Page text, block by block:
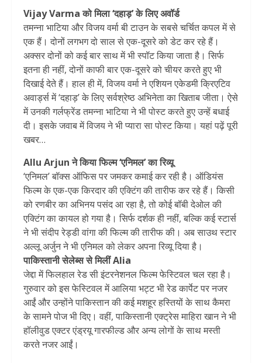
Vijay Varma को मिला ‘दहाड़’ के लिए अवॉर्ड
तमन्ना भाटिया और विजय वर्मा बी टाउन के सबसे चर्चित कपल में से
एक हैं। दोनों लगभग दो साल से एक-दूसरे को डेट कर रहे हैं।
अक्सर दोनों को कई बार साथ में भी स्पॉट किया जाता है। सिर्फ
इतना ही नहीं, दोनों काफी बार एक-दूसरे को चीयर करते हुए भी
दिखाई देते हैं। हाल ही में, विजय वर्मा ने एशियन एकेडमी क्रिएटिव
अवार्ड्स में ‘दहाड़’ के लिए सर्वश्रेष्ठ अभिनेता का खिताब जीता। ऐसे
में उनकी गर्लफ्रेंड तमन्ना भाटिया ने भी पोस्ट करते हुए उन्हें बधाई
दी। इसके जवाब में विजय ने भी प्यारा सा पोस्ट किया। यहां पढ़ें पूरी
खबर…
Allu Arjun ने किया फिल्म ‘एनिमल’ का रिव्यू
‘एनिमल’ बॉक्स ऑफिस पर जमकर कमाई कर रही है। ऑडियंस
फिल्म के एक-एक किरदार की एक्टिंग की तारीफ कर रहे हैं। किसी
को रणबीर का अभिनय पसंद आ रहा है, तो कोई बॉबी देओल की
एक्टिंग का कायल हो गया है। सिर्फ दर्शक ही नहीं, बल्कि कई स्टार्स
ने भी संदीप रेड्डी वांगा की फिल्म की तारीफ की। अब साउथ स्टार
अल्लू अर्जुन ने भी एनिमल को लेकर अपना रिव्यू दिया है।
पाकिस्तानी सेलेब्स से मिलीं Alia
जेद्दा में फिलहाल रेड सी इंटरनेशनल फिल्म फेस्टिवल चल रहा है।
गुरुवार को इस फेस्टिवल में आलिया भट्ट भी रेड कार्पेट पर नजर
आईं और उन्होंने पाकिस्तान की कई मशहूर हस्तियों के साथ कैमरा
के सामने पोज भी दिए। वहीं, पाकिस्तानी एक्ट्रेस माहिरा खान ने भी
हॉलीवुड एक्टर एंड्रयू गारफील्ड और अन्य लोगों के साथ मस्ती
करते नजर आईं।